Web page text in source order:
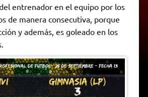
entrenador en el equipo por los
de manera consecutiva, porque
y además, es goleado en los